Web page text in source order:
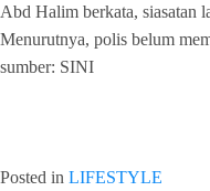
Abd Halim berkata, siasatan
Menurutnya, polis belum
sumber: SINI
Posted in LIFESTYLE